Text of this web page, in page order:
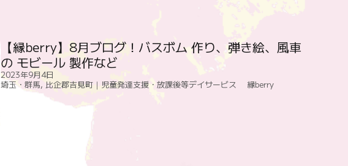
【縁berry】8月ブログ！バスボム 作り、弾き絵、風車
の モビール 製作など
2023年9月4日
埼玉・群馬, 比企郡吉見町｜児童発達支援・放課後等デイサービス 縁berry